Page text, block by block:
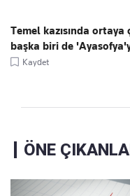
Temel kazısında ortaya
başka biri de
Kaydet
ÖNE